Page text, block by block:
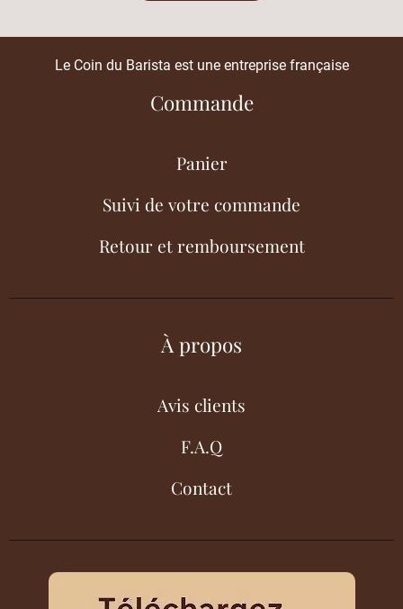
Le Coin du Barista est une entreprise française
Commande
Panier
Suivi de votre commande
Retour et remboursement
À propos
Avis clients
F.A.Q
Contact